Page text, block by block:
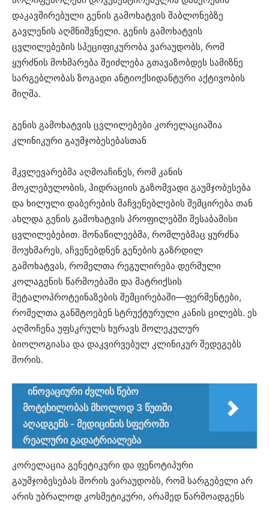
დაკავშირებული გენის გამოხატვის შაბლონებზე
გავლენის აღმნიშვნელი. გენის გამოხატვის
ცვლილებების სპეციფიკურობა ვარაუდობს, რომ
ყურძნის მოხმარება შეიძლება გთავაზობდეს სამიზნე
სარგებლობას ზოგადი ანტიოქსიდანტური აქტივობის
მიღმა.
გენის გამოხატვის ცვლილებები კორელაციაშია
კლინიკური გაუმჯობესებასთან
მკვლევარებმა აღმოაჩინეს, რომ კანის
მოკლებულობის, ჰიდრაციის გაზომვადი გაუმჯობესება
და ხილული დაბერების მაჩვენებლების შემცირება თან
ახლდა გენის გამოხატვის პროფილებში შესაბამისი
ცვლილებებით. მონაწილეებმა, რომლებმაც ყურძნა
მოუხმარეს, აჩვენებდნენ გენების გაზრდილ
გამოხატვას, რომელთა რეგულირება დერმული
კოლაგენის წარმოებაში და მატრიქსის
მეტალოპროტეინაზების შემცირებაში—ფერმენტები,
რომელთა განშტოებენ სტრუქტურული კანის ცილებს. ეს
აღმოჩენა უფსკრულს ხურავს მოლეკულურ
ბიოლოგიასა და დაკვირვებულ კლინიკურ შედეგებს
შორის.
ინოვაციური ძვლის წებო
მოტეხილობას მხოლოდ 3 წუთში
აღადგენს - მედიცინის სფეროში
რეალური გადატრიალება
კორელაცია გენეტიკური და ფენოტიპური
გაუმჯობესებას შორის ვარაუდობს, რომ სარგებელი არ
არის უბრალოდ კოსმეტიკური, არამედ წარმოადგენს